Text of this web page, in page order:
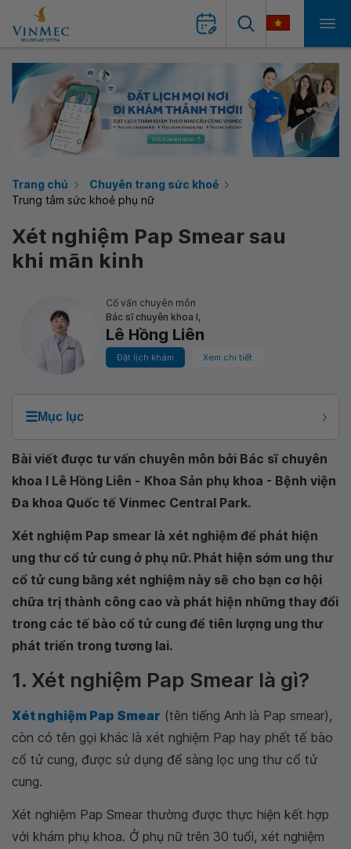
Trang chủ
Chuyên trang sức khoẻ
Trung tâm sức khoẻ phụ nữ
Xét nghiệm Pap Smear sau
khi mãn kinh
Cố vấn chuyên môn
Bác sĩ chuyên khoa I,
Lê Hồng Liên
Đặt lịch khám Xem chi tiết
☰Mục lục
Bài viết được tư vấn chuyên môn bởi Bác sĩ chuyên
khoa I Lê Hồng Liên - Khoa Sản phụ khoa - Bệnh viện
Đa khoa Quốc tế Vinmec Central Park.
Xét nghiệm Pap smear là xét nghiệm để phát hiện
ung thư cổ tử cung ở phụ nữ. Phát hiện sớm ung thư
cổ tử cung bằng xét nghiệm này sẽ cho bạn cơ hội
chữa trị thành công cao và phát hiện những thay đổi
trong các tế bào cổ tử cung để tiên lượng ung thư
phát triển trong tương lai.
1. Xét nghiệm Pap Smear là gì?
Xét nghiệm Pap Smear (tên tiếng Anh là Pap smear),
còn có tên gọi khác là xét nghiệm Pap hay phết tế bào
cổ tử cung, được sử dụng để sàng lọc ung thư cổ tử
cung.
Xét nghiệm Pap Smear thường được thực hiện kết hợp
với khám phụ khoa. Ở phụ nữ trên 30 tuổi, xét nghiệm